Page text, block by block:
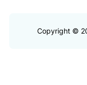
Copyright ©